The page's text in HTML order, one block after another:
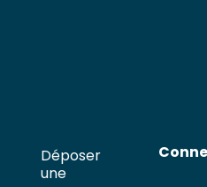
Déposer
une